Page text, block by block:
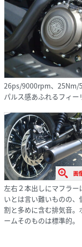
26ps/9000rpm、25Nm/
パルス感あふれるフィー
画
左右２本出しにマフラー
いとは言い難いものの、
割と多めに含む排気音。
ームそのものは標準的。